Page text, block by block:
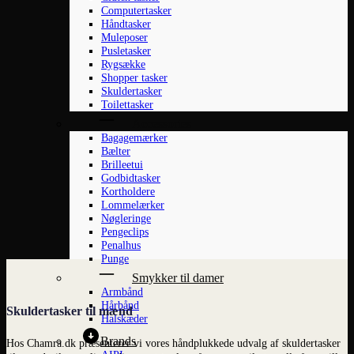
Computertasker
Håndtasker
Muleposer
Pusletasker
Rygsække
Shopper tasker
Skuldertasker
Toilettasker
Bagagemærker
Bælter
Brilleetui
Godbidtasker
Kortholdere
Lommelærker
Nøgleringe
Pengeclips
Penalhus
Punge
Smykker til damer
Armbånd
Hårbånd
Halskæder
Brands
Skuldertasker til mænd
Hos Chamra.dk præsenterer vi vores håndplukkede udvalg af skuldertasker